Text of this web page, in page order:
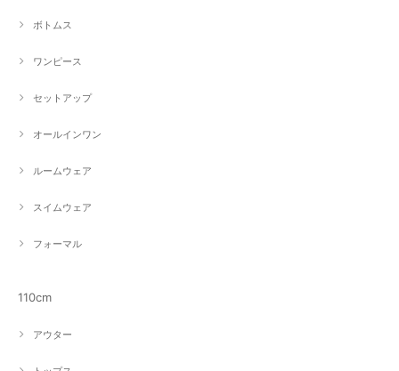
ボトムス
ワンピース
セットアップ
オールインワン
ルームウェア
スイムウェア
フォーマル
110cm
アウター